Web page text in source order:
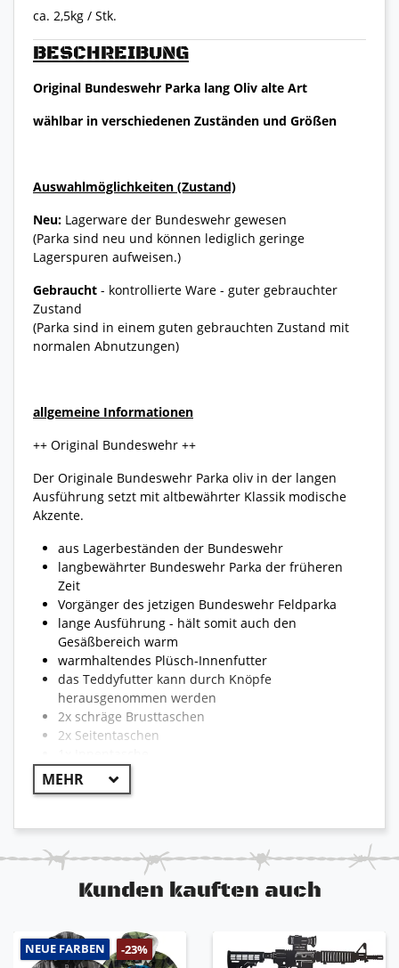
BESCHREIBUNG
Original Bundeswehr Parka lang Oliv alte Art
wählbar in verschiedenen Zuständen und Größen
Auswahlmöglichkeiten (Zustand)
Neu: Lagerware der Bundeswehr gewesen
(Parka sind neu und können lediglich geringe
Lagerspuren aufweisen.)
Gebraucht - kontrollierte Ware - guter gebrauchter
Zustand
(Parka sind in einem guten gebrauchten Zustand mit
normalen Abnutzungen)
allgemeine Informationen
++ Original Bundeswehr ++
Der Originale Bundeswehr Parka oliv in der langen
Ausführung setzt mit altbewährter Klassik modische
Akzente.
aus Lagerbeständen der Bundeswehr
langbewährter Bundeswehr Parka der früheren
Zeit
Vorgänger des jetzigen Bundeswehr Feldparka
lange Ausführung - hält somit auch den
Gesäßbereich warm
warmhaltendes Plüsch-Innenfutter
das Teddyfutter kann durch Knöpfe
herausgenommen werden
2x schräge Brusttaschen
2x Seitentaschen
Kapuze mit Zugband
Frontreißverschluss mit verdeckter Knopfleiste
robust und widerstandsfähig
angenehmer Tragekomfort
ca. 2,5kg / Stk.
Kunden kauften auch
NEUE FARBEN -23%